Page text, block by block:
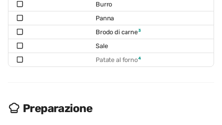
Burro
Panna
Brodo di carne3
Sale
Patate al forno4
Preparazione